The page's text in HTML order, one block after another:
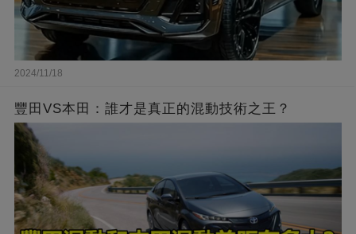
2024/11/18
豐田VS本田：誰才是真正的混動技術之王？